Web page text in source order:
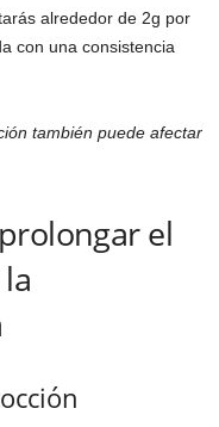
alrededor de 2g por
con una consistencia
también puede afectar
el